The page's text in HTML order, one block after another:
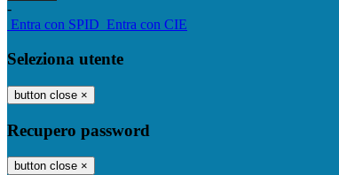
-
Entra con SPID Entra con CIE
Seleziona utente
button close ×
Recupero password
button close ×